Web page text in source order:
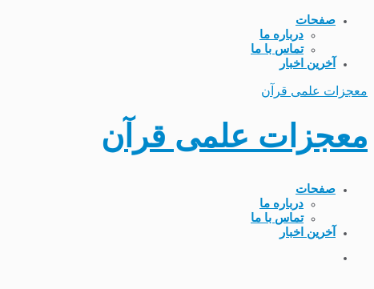
صفحات
درباره ما
تماس با ما
آخرین اخبار
معجزات علمی قرآن
معجزات علمی قرآن
صفحات
درباره ما
تماس با ما
آخرین اخبار